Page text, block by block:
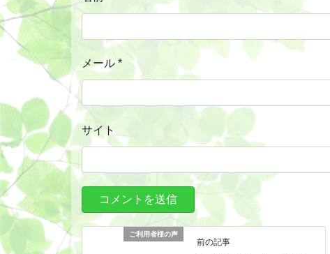
メール *
サイト
ご利用者様の声
前の記事